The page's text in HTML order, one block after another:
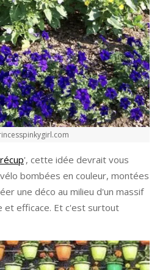
', cette idée devrait vous
bombées en couleur, montées
une déco au milieu d'un massif
et efficace. Et c'est surtout